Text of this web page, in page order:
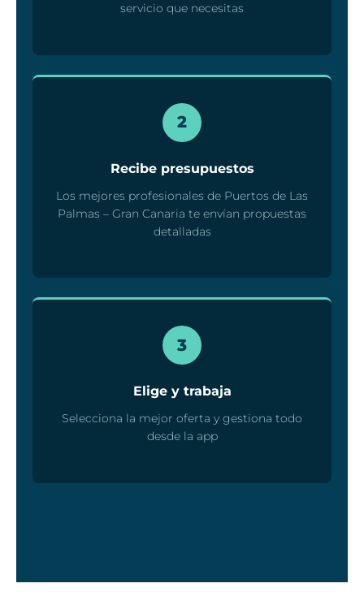
servicio que necesitas
2
Recibe presupuestos
Los mejores profesionales de Puertos de Las
Palmas – Gran Canaria te envían propuestas
detalladas
3
Elige y trabaja
Selecciona la mejor oferta y gestiona todo
desde la app